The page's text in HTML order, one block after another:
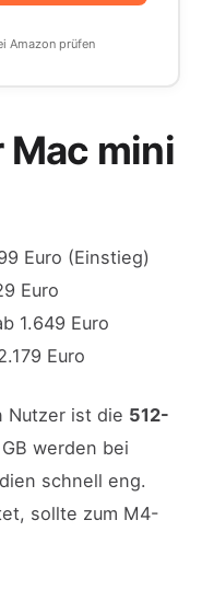
Amazon prüfen
Mac mini
Euro (Einstieg)
Euro
1.649 Euro
Euro
Nutzer ist die 512-
werden bei
schnell eng.
sollte zum M4-